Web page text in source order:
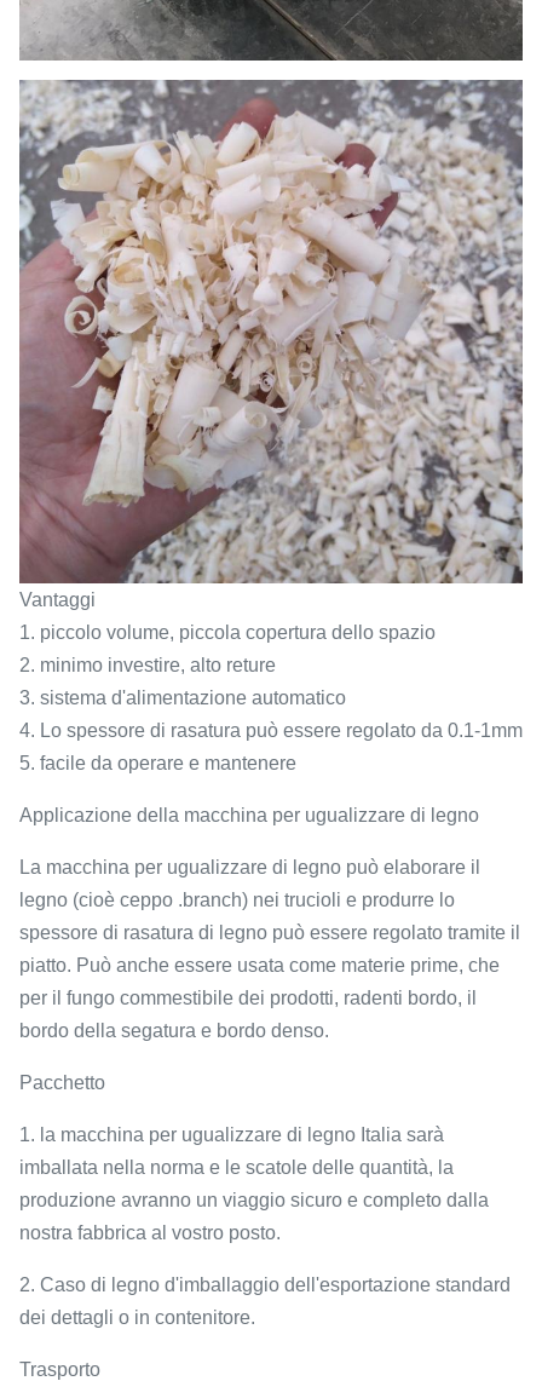
Vantaggi
1. piccolo volume, piccola copertura dello spazio
2. minimo investire, alto reture
3. sistema d'alimentazione automatico
4. Lo spessore di rasatura può essere regolato da 0.1-1mm
5. facile da operare e mantenere
Applicazione della macchina per ugualizzare di legno
La macchina per ugualizzare di legno può elaborare il
legno (cioè ceppo .branch) nei trucioli e produrre lo
spessore di rasatura di legno può essere regolato tramite il
piatto. Può anche essere usata come materie prime, che
per il fungo commestibile dei prodotti, radenti bordo, il
bordo della segatura e bordo denso.
Pacchetto
1. la macchina per ugualizzare di legno Italia sarà
imballata nella norma e le scatole delle quantità, la
produzione avranno un viaggio sicuro e completo dalla
nostra fabbrica al vostro posto.
2. Caso di legno d'imballaggio dell'esportazione standard
dei dettagli o in contenitore.
Trasporto